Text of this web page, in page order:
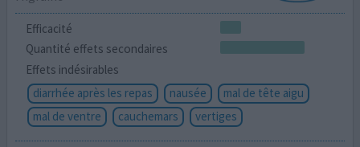
Efficacité
Quantité effets secondaires
Effets indésirables
diarrhée après les repas
nausée
mal de tête aigu
mal de ventre
cauchemars vertiges